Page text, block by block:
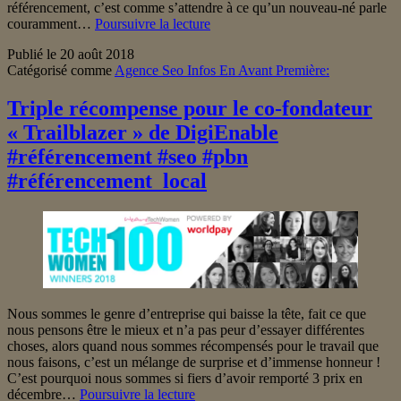
référencement, c’est comme s’attendre à ce qu’un nouveau-né parle
couramment… Poursuivre la lectureDes
d’expliquer
référencement
aux
non-
techniciens
#référencement
#référencement_local
Publié le 20 août 2018
Catégorisé comme Agence Seo Infos En Avant Première:
Triple récompense pour le co-fondateur
« Trailblazer » de DigiEnable
#référencement #seo #pbn
#référencement_local
Nous sommes le genre d’entreprise qui baisse la tête, fait ce que
nous pensons être le mieux et n’a pas peur d’essayer différentes
choses, alors quand nous sommes récompensés pour le travail que
nous faisons, c’est un mélange de surprise et d’immense honneur !
C’est pourquoi nous sommes si fiers d’avoir remporté 3 prix en
décembre… Poursuivre la lectureTriple